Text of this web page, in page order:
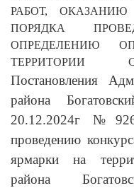
РАБОТ,
ПОРЯДКА
ОПРЕДЕЛЕНИЮ
ТЕРРИТОРИИ
Постановления
района
20.12.2024г №
проведению
ярмарки на
района